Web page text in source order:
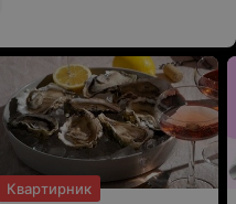
Квартирник